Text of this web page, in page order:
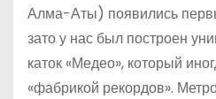
Алма-Аты) появились
зато у нас был построен
каток «Медео», который
«фабрикой рекордов».